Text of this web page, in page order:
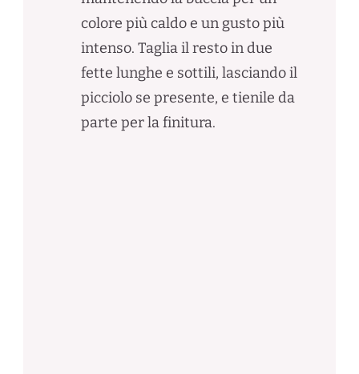
colore più caldo e un gusto più
intenso. Taglia il resto in due
fette lunghe e sottili, lasciando il
picciolo se presente, e tienile da
parte per la finitura.